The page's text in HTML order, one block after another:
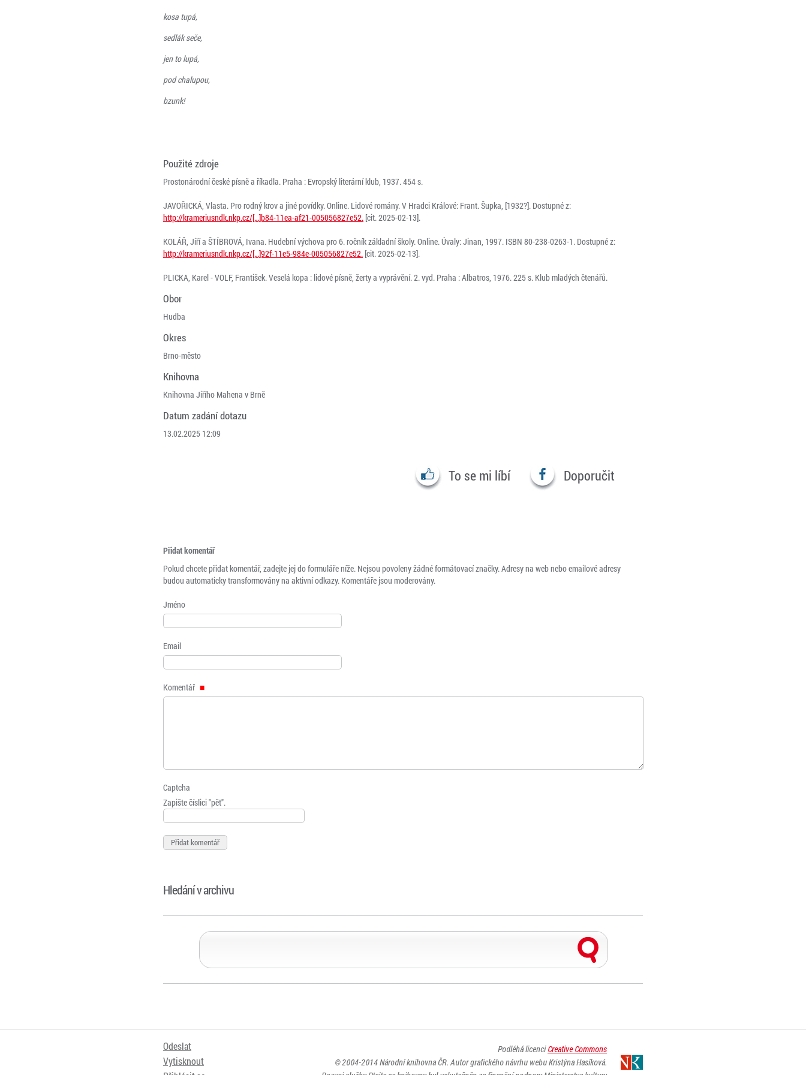
kosa tupá,
sedlák seče,
jen to lupá,
pod chalupou,
bzunk!
Použité zdroje
Prostonárodní české písně a říkadla. Praha : Evropský literární klub, 1937. 454 s.
JAVOŘICKÁ, Vlasta. Pro rodný krov a jiné povídky. Online. Lidové romány. V Hradci Králové: Frant. Šupka, [1932?]. Dostupné z:
http://krameriusndk.nkp.cz/[…]b84-11ea-af21-005056827e52. [cit. 2025-02-13].
KOLÁŘ, Jiří a ŠTÍBROVÁ, Ivana. Hudební výchova pro 6. ročník základní školy. Online. Úvaly: Jinan, 1997. ISBN 80-238-0263-1. Dostupné z:
http://krameriusndk.nkp.cz/[…]92f-11e5-984e-005056827e52. [cit. 2025-02-13].
PLICKA, Karel - VOLF, František. Veselá kopa : lidové písně, žerty a vyprávění. 2. vyd. Praha : Albatros, 1976. 225 s. Klub mladých čtenářů.
Obor
Hudba
Okres
Brno-město
Knihovna
Knihovna Jiřího Mahena v Brně
Datum zadání dotazu
13.02.2025 12:09
To se mi líbí Doporučit
Přidat komentář
Pokud chcete přidat komentář, zadejte jej do formuláře níže. Nejsou povoleny žádné formátovací značky. Adresy na web nebo emailové adresy
budou automaticky transformovány na aktivní odkazy. Komentáře jsou moderovány.
Jméno
Email
Komentář
Captcha
Zapište číslici "pět".
Hledání v archivu
Odeslat
Vytisknout
Podléhá licenciCreative Commons
© 2004-2014Národní knihovna ČR. Autor grafického návrhu webu Kristýna Hasíková.